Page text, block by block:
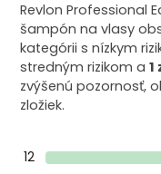
Revlon Professional
šampón na vlasy
kategórii s nízkym
stredným rizikom a1
zvýšenú pozornosť,
zložiek.
12